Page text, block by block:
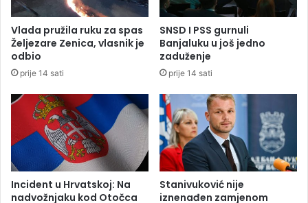
g
n
u
i
a
e
l
Vlada pružila ruku za spas
Željezare Zenica, vlasnik je
odbio
prije 14 sati
SNSD I PSS gurnuli
Banjaluku u još jedno
zaduženje
prije 14 sati
Incident u Hrvatskoj: Na
nadvožnjaku kod Otočca
Stanivuković nije
iznenađen zamjenom